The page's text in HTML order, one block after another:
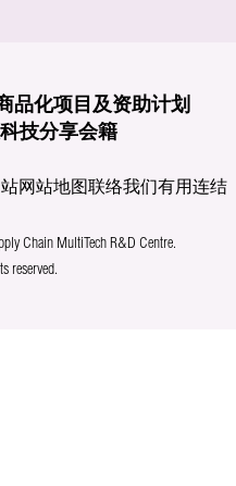
品化项目及资助计划
科技分享会籍
网站地图联络我们有用连结
Chain MultiTech R&D Centre.
reserved.